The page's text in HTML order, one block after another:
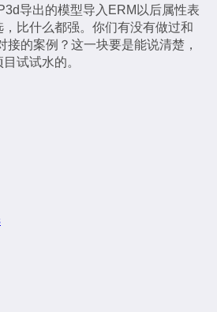
导出的模型导入ERM以后属性表
比什么都强。你们有没有做过和
接的案例？这一块要是能说清楚，
试试水的。